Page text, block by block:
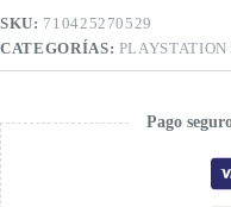
SKU: 710425270529
CATEGORÍAS: PLAYSTATION
Pago